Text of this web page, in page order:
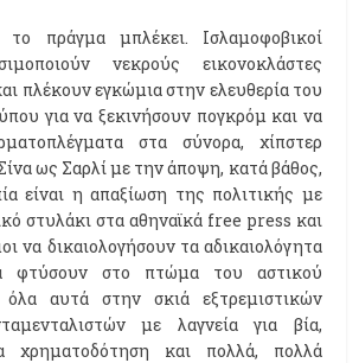
το πράγμα μπλέκει. Ισλαμοφοβικοί
νεκρούς εικονοκλάστες
πλέκουν εγκώμια στην ελευθερία του
για να ξεκινήσουν πογκρόμ και να
στα σύνορα, χίπστερ
ως Σαρλί με την άποψη, κατά βάθος,
είναι η απαξίωση της πολιτικής με
στυλάκι στα αθηναϊκά free press και
να δικαιολογήσουν τα αδικαιολόγητα
φτύσουν στο πτώμα του αστικού
αυτά στην σκιά εξτρεμιστικών
με λαγνεία για βία,
χρηματοδότηση και πολλά, πολλά